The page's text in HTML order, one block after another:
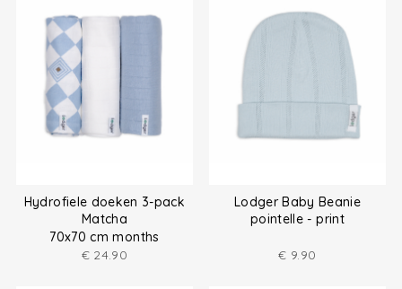
Hydrofiele doeken 3-pack
Matcha
70x70 cm months
€ 24.90
Lodger Baby Beanie
pointelle - print
€ 9.90